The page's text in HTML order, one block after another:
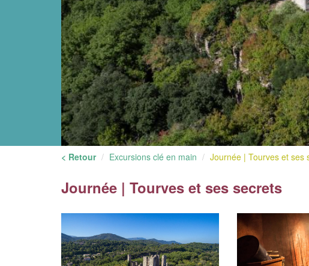
< Retour Excursions clé en main Journée | Tourves et ses
Journée | Tourves et ses secrets